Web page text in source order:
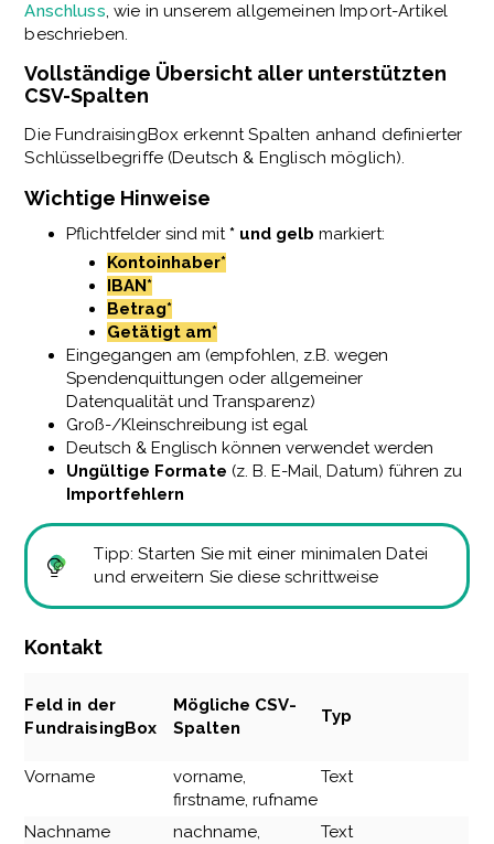
Anschluss, wie in unserem allgemeinen Import-Artikel
beschrieben.
Vollständige Übersicht aller unterstützten
CSV-Spalten
Die FundraisingBox erkennt Spalten anhand definierter
Schlüsselbegriffe (Deutsch & Englisch möglich).
Wichtige Hinweise
Pflichtfelder sind mit* und gelb markiert:
Kontoinhaber*
IBAN*
Betrag*
Getätigt am*
Eingegangen am (empfohlen, z.B. wegen
Spendenquittungen oder allgemeiner
Datenqualität und Transparenz)
Groß-/Kleinschreibung ist egal
Deutsch & Englisch können verwendet werden
Ungültige Formate (z. B. E-Mail, Datum) führen zu
Importfehlern
Tipp: Starten Sie mit einer minimalen Datei
und erweitern Sie diese schrittweise
Kontakt
Feld in der
FundraisingBox
Mögliche CSV-
Spalten
Typ
Vorname
vorname,
firstname, rufname
Text
Nachname
nachname,
Text